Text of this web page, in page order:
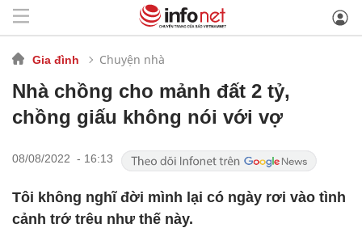
Gia đình Chuyện nhà
Nhà chồng cho mảnh đất 2 tỷ,
chồng giấu không nói với vợ
08/08/2022 - 16:13
Tôi không nghĩ đời mình lại có ngày rơi vào tình
cảnh trớ trêu như thế này.